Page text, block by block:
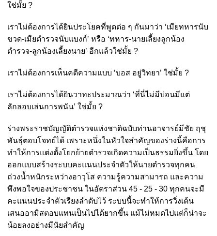
ใช่มั้ย ?
เราไม่ต้องการได้ยินประโยคที่พูดต่อ ๆ กันมาว่า ‘เมียทหารนับ
ขวด-เมียตำรวจนับแบงก์’ หรือ ‘ทหาร-นายเลี้ยงลูกน้อง
ตำรวจ-ลูกน้องเลี้ยงนาย’ อีกแล้วใช่มั้ย ?
เราไม่ต้องการเห็นคดีความแบบ ‘บอส อยู่วิทยา’ ใช่มั้ย ?
เราไม่ต้องการได้ยินวาทะประมาณว่า ‘ที่นี่ไม่มีบ่อนมีแต่
ลักลอบเล่นการพนัน’ ใช่มั้ย ?
ร่างพระราชบัญญัติตำรวจแห่งชาติฉบับท่านอาจารย์มีชัย ฤชุ
พันธุ์ตอบโจทย์ได้ เพราะหนึ่งในหัวใจสำคัญของร่างนี้คือการ
ทำให้การแต่งตั้งโยกย้ายตำรวจเกิดความเป็นธรรมยิ่งขึ้น โดย
ออกแบบสร้างระบบคะแนนประจำตัวให้นายตำรวจทุกคน
ถ่วงน้ำหนักระหว่างอาวุโส ความรู้ความสามารถ และความ
พึงพอใจของประชาชน ในอัตราส่วน 45 - 25 - 30 ทุกคนจะมี
คะแนนประจำตัวเรียงลำดับไว้ ระบบนี้จะทำให้การวิ่งเต้น
เสนออามิสตอบแทนเป็นไปได้ยากขึ้น แม้ไม่หมดไปแต่ก็น่าจะ
น้อยลงอย่างมีนัยสำคัญ